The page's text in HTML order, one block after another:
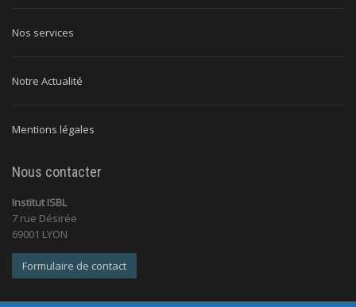
Nos services
Notre Actualité
Mentions légales
Nous contacter
Institut ISBL
7 rue Désirée
69001 LYON
Formulaire de contact